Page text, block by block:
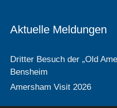
Aktuelle Meldungen
Dritter Besuch der „Old
Bensheim
Amersham Visit 2026